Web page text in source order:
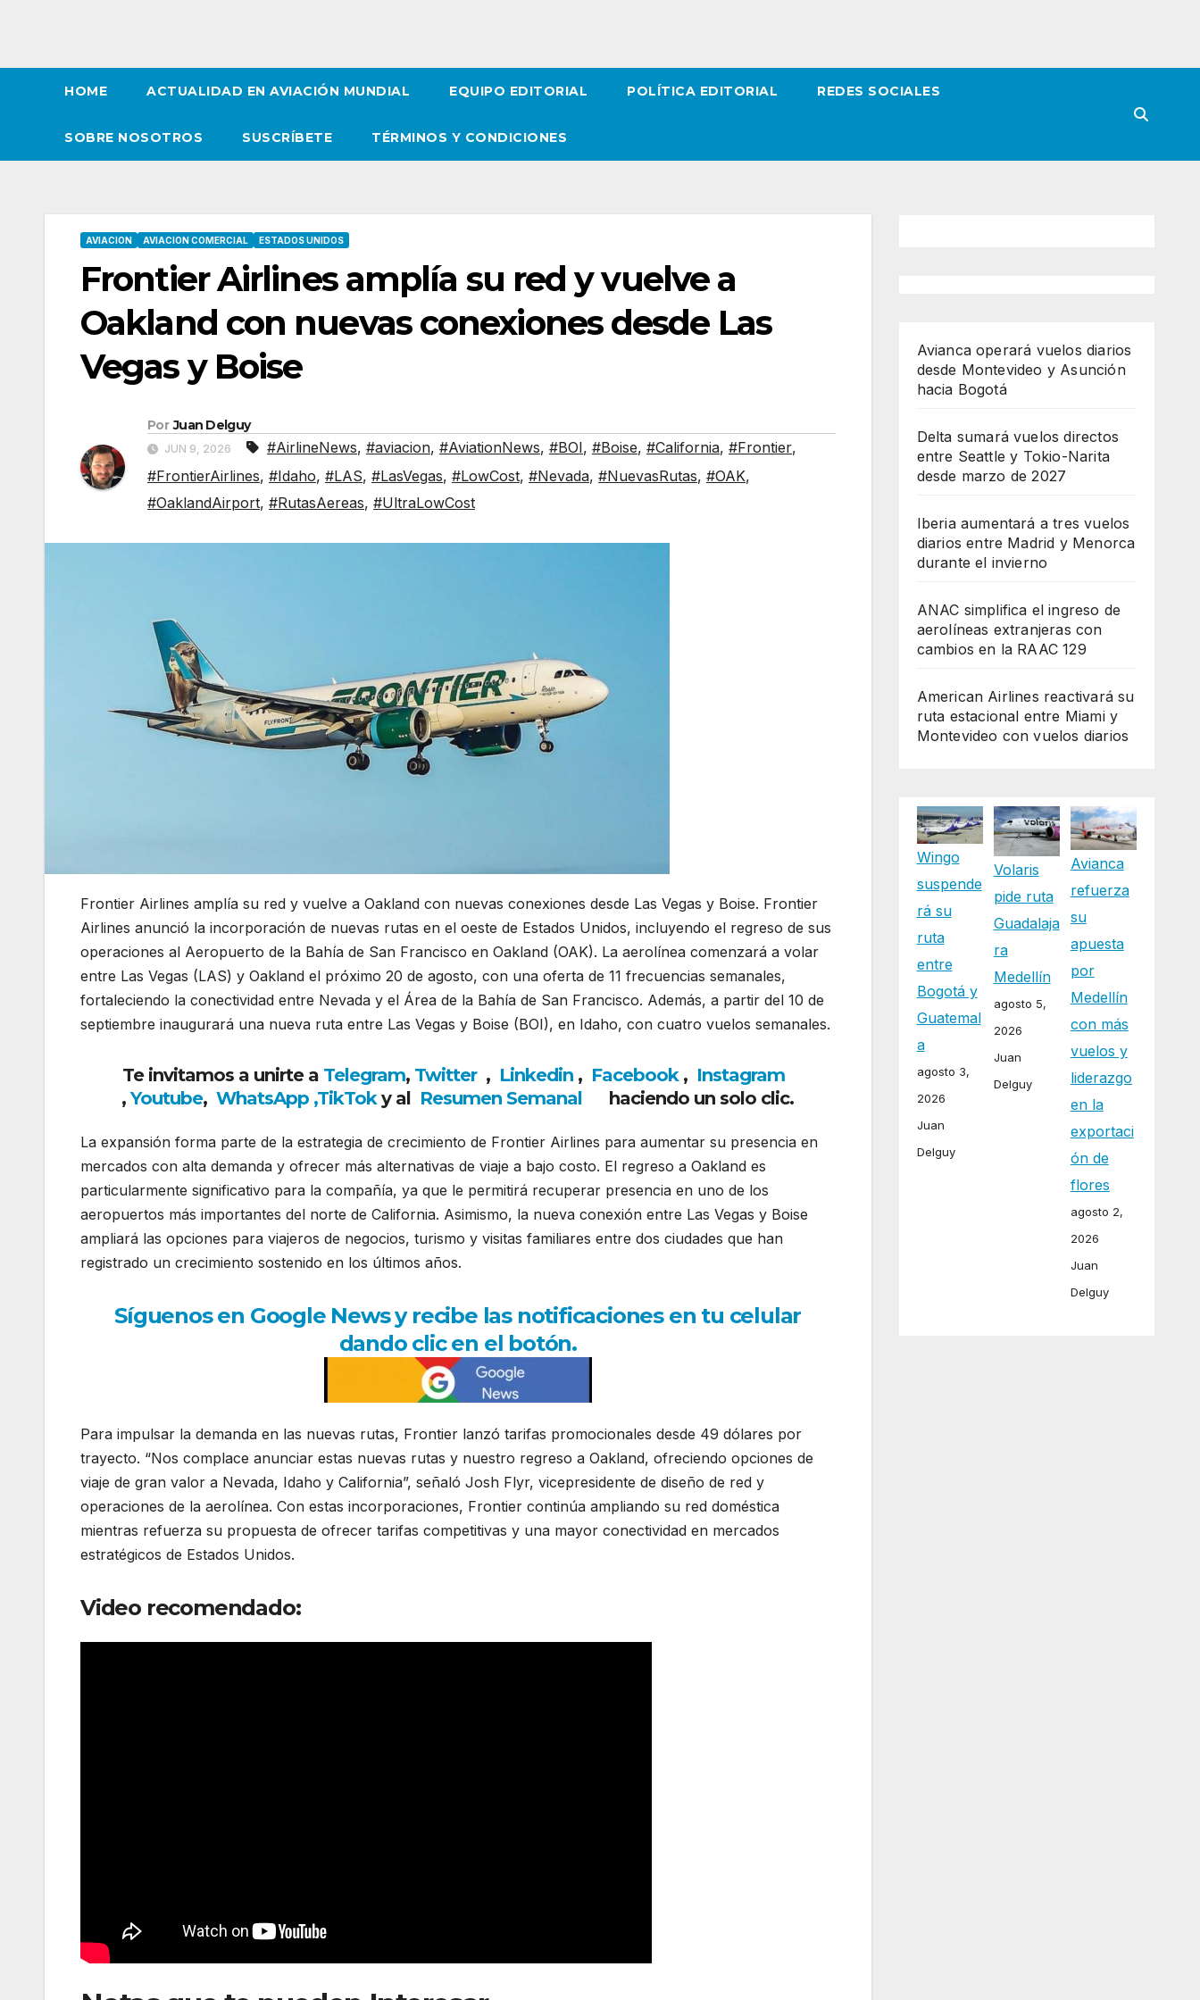
HOME ACTUALIDAD EN AVIACIÓN MUNDIAL EQUIPO EDITORIAL POLÍTICA EDITORIAL REDES SOCIALES
SOBRE NOSOTROS SUSCRÍBETE TÉRMINOS Y CONDICIONES
AVIACION AVIACION COMERCIAL ESTADOS UNIDOS
Frontier Airlines amplía su red y vuelve a
Oakland con nuevas conexiones desde Las
Vegas y Boise
Por Juan Delguy
JUN 9, 2026 #AirlineNews, #aviacion, #AviationNews, #BOI, #Boise, #California, #Frontier,
#FrontierAirlines, #Idaho, #LAS, #LasVegas, #LowCost, #Nevada, #NuevasRutas, #OAK,
#OaklandAirport, #RutasAereas, #UltraLowCost
Frontier Airlines amplía su red y vuelve a Oakland con nuevas conexiones desde Las Vegas y Boise. Frontier
Airlines anunció la incorporación de nuevas rutas en el oeste de Estados Unidos, incluyendo el regreso de sus
operaciones al Aeropuerto de la Bahía de San Francisco en Oakland (OAK). La aerolínea comenzará a volar
entre Las Vegas (LAS) y Oakland el próximo 20 de agosto, con una oferta de 11 frecuencias semanales,
fortaleciendo la conectividad entre Nevada y el Área de la Bahía de San Francisco. Además, a partir del 10 de
septiembre inaugurará una nueva ruta entre Las Vegas y Boise (BOI), en Idaho, con cuatro vuelos semanales.
Te invitamos a unirte a Telegram, Twitter , Linkedin, Facebook, Instagram
,Youtube,WhatsApp ,TikToky al Resumen Semanal haciendo un solo clic.
La expansión forma parte de la estrategia de crecimiento de Frontier Airlines para aumentar su presencia en
mercados con alta demanda y ofrecer más alternativas de viaje a bajo costo. El regreso a Oakland es
particularmente significativo para la compañía, ya que le permitirá recuperar presencia en uno de los
aeropuertos más importantes del norte de California. Asimismo, la nueva conexión entre Las Vegas y Boise
ampliará las opciones para viajeros de negocios, turismo y visitas familiares entre dos ciudades que han
registrado un crecimiento sostenido en los últimos años.
Síguenos en Google News y recibe las notificaciones en tu celular
dando clic en el botón.
Para impulsar la demanda en las nuevas rutas, Frontier lanzó tarifas promocionales desde 49 dólares por
trayecto. “Nos complace anunciar estas nuevas rutas y nuestro regreso a Oakland, ofreciendo opciones de
viaje de gran valor a Nevada, Idaho y California”, señaló Josh Flyr, vicepresidente de diseño de red y
operaciones de la aerolínea. Con estas incorporaciones, Frontier continúa ampliando su red doméstica
mientras refuerza su propuesta de ofrecer tarifas competitivas y una mayor conectividad en mercados
estratégicos de Estados Unidos.
Video recomendado:
Avianca operará vuelos diarios
desde Montevideo y Asunción
hacia Bogotá
Delta sumará vuelos directos
entre Seattle y Tokio-Narita
desde marzo de 2027
Iberia aumentará a tres vuelos
diarios entre Madrid y Menorca
durante el invierno
ANAC simplifica el ingreso de
aerolíneas extranjeras con
cambios en la RAAC 129
American Airlines reactivará su
ruta estacional entre Miami y
Montevideo con vuelos diarios
Wingo
suspende
rá su
ruta
entre
Bogotá y
Guatemal
a
agosto 3,
2026
Juan
Delguy
Volaris
pide ruta
Guadalaja
ra
Medellín
agosto 5,
2026
Juan
Delguy
Avianca
refuerza
su
apuesta
por
Medellín
con más
vuelos y
liderazgo
en la
exportaci
ón de
flores
agosto 2,
2026
Juan
Delguy